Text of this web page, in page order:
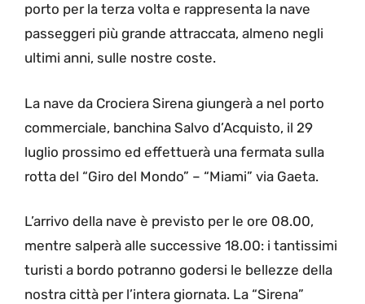
porto per la terza volta e rappresenta la nave
passeggeri più grande attraccata, almeno negli
ultimi anni, sulle nostre coste.
La nave da Crociera Sirena giungerà a nel porto
commerciale, banchina Salvo d’Acquisto, il 29
luglio prossimo ed effettuerà una fermata sulla
rotta del “Giro del Mondo” – “Miami” via Gaeta.
L’arrivo della nave è previsto per le ore 08.00,
mentre salperà alle successive 18.00: i tantissimi
turisti a bordo potranno godersi le bellezze della
nostra città per l’intera giornata. La “Sirena”